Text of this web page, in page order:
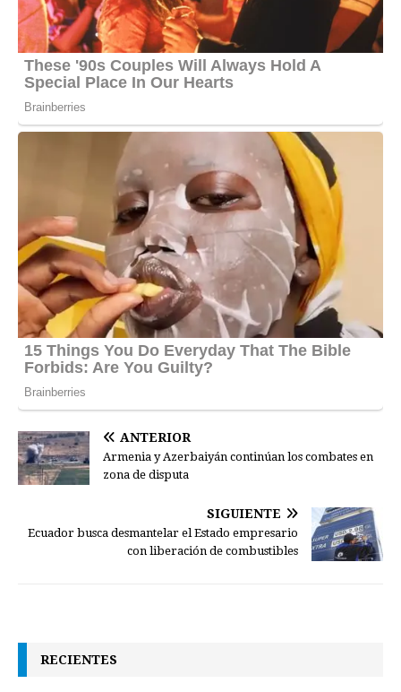
ANTERIOR
Armenia y Azerbaiyán continúan los combates en
zona de disputa
SIGUIENTE
Ecuador busca desmantelar el Estado empresario
con liberación de combustibles
RECIENTES